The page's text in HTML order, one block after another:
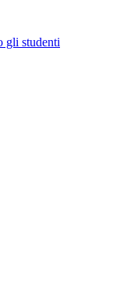
gli studenti